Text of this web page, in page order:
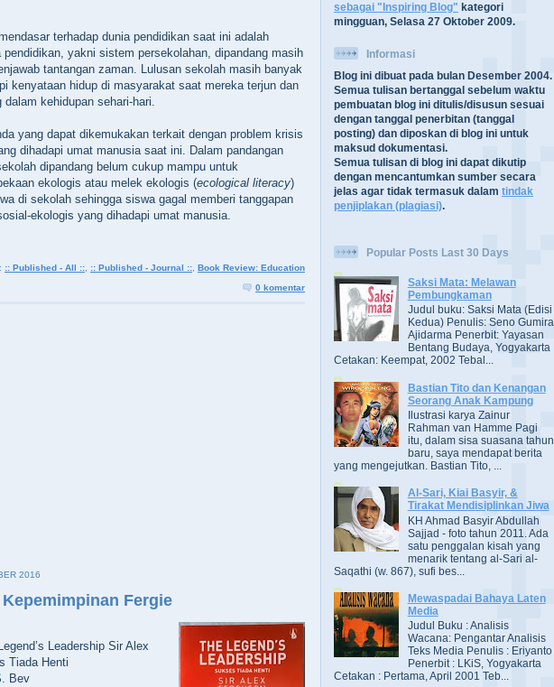
terhadap dunia pendidikan saat ini adalah
pendidikan, yakni sistem persekolahan, dipandang masih
tantangan zaman. Lulusan sekolah masih banyak
kenyataan hidup di masyarakat saat mereka terjun dan
dalam kehidupan sehari-hari.
yang dapat dikemukakan terkait dengan problem krisis
dihadapi umat manusia saat ini. Dalam pandangan
dipandang belum cukup mampu untuk
ekologis atau melek ekologis (ecological literacy)
di sekolah sehingga siswa gagal memberi tanggapan
ekologis yang dihadapi umat manusia.
:: Published - All ::, :: Published - Journal ::, Book Review: Education
0 komentar
2016
Fergie
Leadership Sir Alex
Tiada Henti
Bev
sebagai "Inspiring Blog" kategori
mingguan, Selasa 27 Oktober 2009.
Informasi
Blog ini dibuat pada bulan Desember 2004.
Semua tulisan bertanggal sebelum waktu
pembuatan blog ini ditulis/disusun sesuai
dengan tanggal penerbitan (tanggal
posting) dan diposkan di blog ini untuk
maksud dokumentasi.
Semua tulisan di blog ini dapat dikutip
dengan mencantumkan sumber secara
jelas agar tidak termasuk dalam tindak
penjiplakan (plagiasi).
Popular Posts Last 30 Days
Saksi Mata: Melawan
Pembungkaman
Judul buku: Saksi Mata (Edisi
Kedua) Penulis: Seno Gumira
Ajidarma Penerbit: Yayasan
Bentang Budaya, Yogyakarta
Cetakan: Keempat, 2002 Tebal...
Bastian Tito dan Kenangan
Seorang Anak Kampung
Ilustrasi karya Zainur
Rahman van Hamme Pagi
itu, dalam sisa suasana tahun
baru, saya mendapat berita
yang mengejutkan. Bastian Tito, ...
Al-Sari, Kiai Basyir, &
Tirakat Mendisiplinkan Jiwa
KH Ahmad Basyir Abdullah
Sajjad - foto tahun 2011. Ada
satu penggalan kisah yang
menarik tentang al-Sari al-
Saqathi (w. 867), sufi bes...
Mewaspadai Bahaya Laten
Media
Judul Buku : Analisis
Wacana: Pengantar Analisis
Teks Media Penulis : Eriyanto
Penerbit : LKiS, Yogyakarta
Cetakan : Pertama, April 2001 Teb...